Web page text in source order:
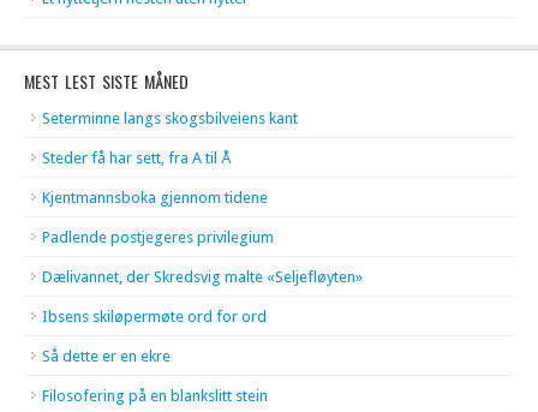
MEST LEST SISTE MÅNED
Seterminne langs skogsbilveiens kant
Steder få har sett, fra A til Å
Kjentmannsboka gjennom tidene
Padlende postjegeres privilegium
Dælivannet, der Skredsvig malte «Seljefløyten»
Ibsens skiløpermøte ord for ord
Så dette er en ekre
Filosofering på en blankslitt stein